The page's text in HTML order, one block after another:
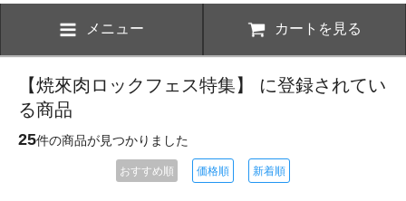
メニュー カートを見る
【焼來肉ロックフェス特集】 に登録されてい
る商品
25件の商品が見つかりました
おすすめ順 価格順 新着順